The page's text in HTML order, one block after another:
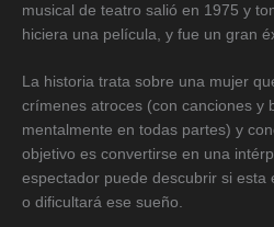
musical de teatro salió en 1975 y
hiciera una película, y fue un gran
La historia trata sobre una mujer
crímenes atroces (con canciones y
mentalmente en todas partes) y
objetivo es convertirse en una
espectador puede descubrir si esta
o dificultará ese sueño.